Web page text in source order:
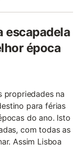
escapadela
época
propriedades na
para férias
do ano. Isto
com todas as
Assim Lisboa